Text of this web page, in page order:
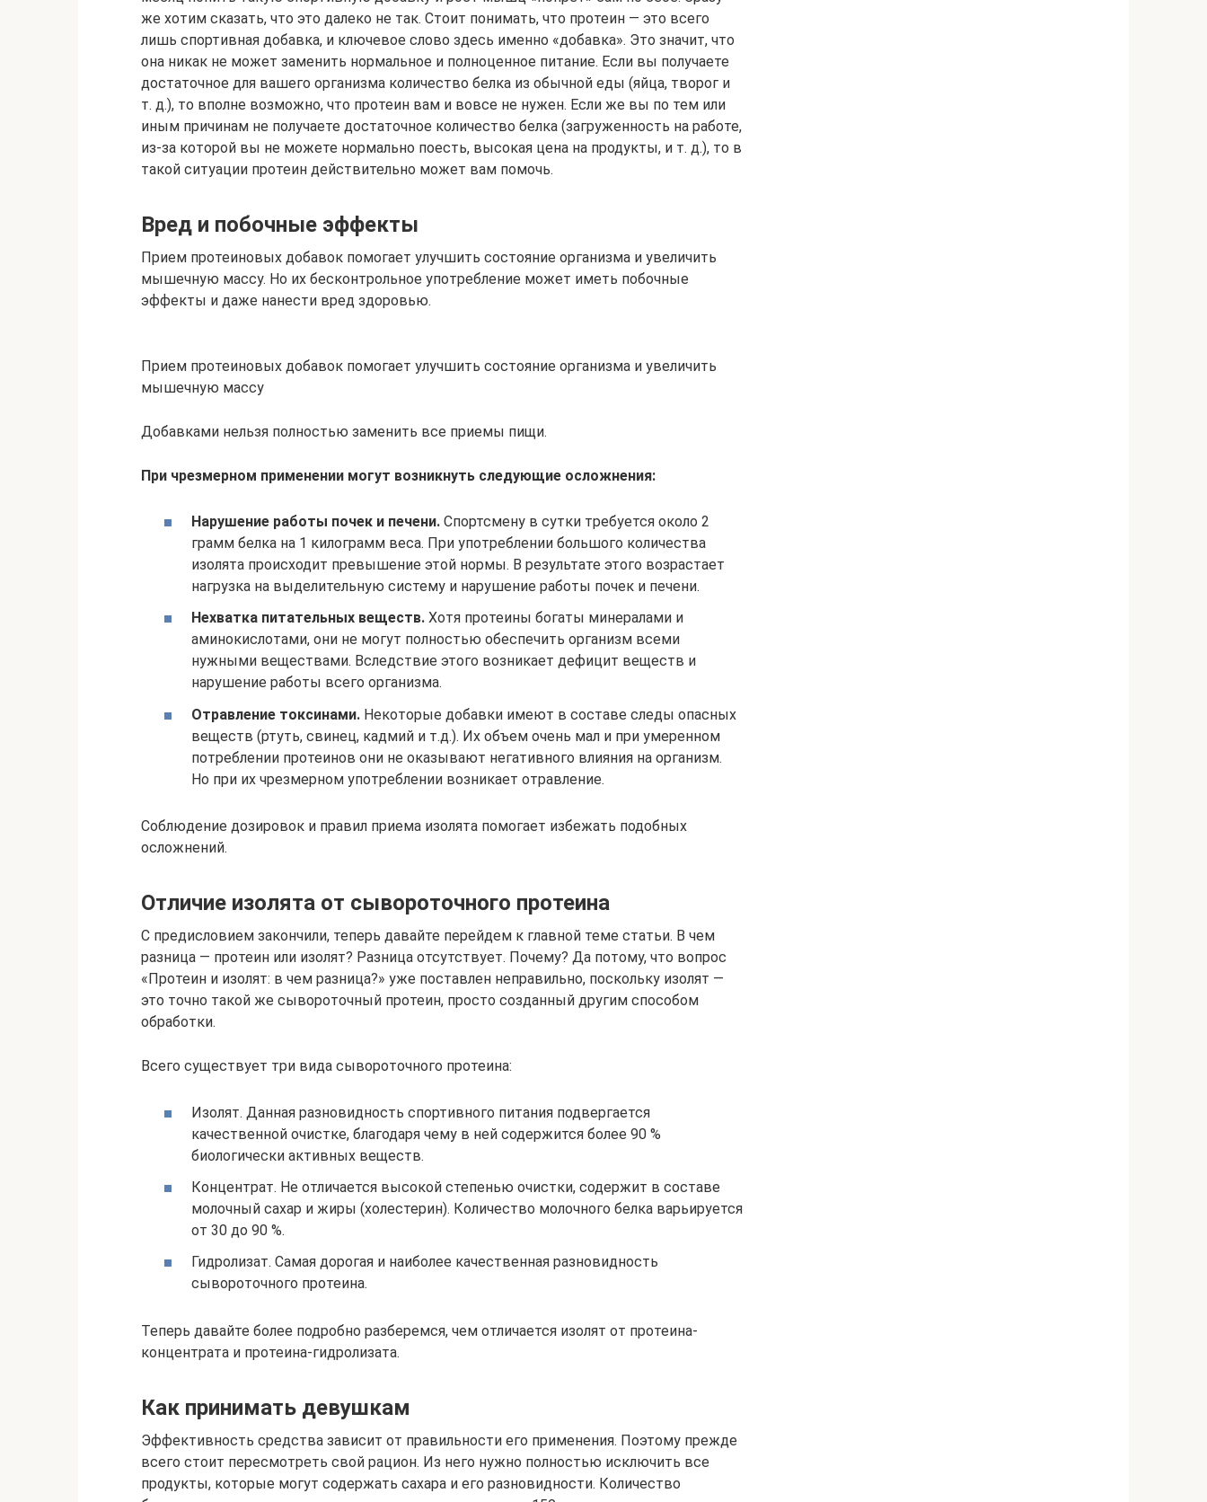
же хотим сказать, что это далеко не так. Стоит понимать, что протеин — это всего
лишь спортивная добавка, и ключевое слово здесь именно «добавка». Это значит, что
она никак не может заменить нормальное и полноценное питание. Если вы получаете
достаточное для вашего организма количество белка из обычной еды (яйца, творог и
т. д.), то вполне возможно, что протеин вам и вовсе не нужен. Если же вы по тем или
иным причинам не получаете достаточное количество белка (загруженность на работе,
из-за которой вы не можете нормально поесть, высокая цена на продукты, и т. д.), то в
такой ситуации протеин действительно может вам помочь.
Вред и побочные эффекты
Прием протеиновых добавок помогает улучшить состояние организма и увеличить
мышечную массу. Но их бесконтрольное употребление может иметь побочные
эффекты и даже нанести вред здоровью.
Прием протеиновых добавок помогает улучшить состояние организма и увеличить
мышечную массу
Добавками нельзя полностью заменить все приемы пищи.
При чрезмерном применении могут возникнуть следующие осложнения:
Нарушение работы почек и печени. Спортсмену в сутки требуется около 2
грамм белка на 1 килограмм веса. При употреблении большого количества
изолята происходит превышение этой нормы. В результате этого возрастает
нагрузка на выделительную систему и нарушение работы почек и печени.
Нехватка питательных веществ. Хотя протеины богаты минералами и
аминокислотами, они не могут полностью обеспечить организм всеми
нужными веществами. Вследствие этого возникает дефицит веществ и
нарушение работы всего организма.
Отравление токсинами. Некоторые добавки имеют в составе следы опасных
веществ (ртуть, свинец, кадмий и т.д.). Их объем очень мал и при умеренном
потреблении протеинов они не оказывают негативного влияния на организм.
Но при их чрезмерном употреблении возникает отравление.
Соблюдение дозировок и правил приема изолята помогает избежать подобных
осложнений.
Отличие изолята от сывороточного протеина
С предисловием закончили, теперь давайте перейдем к главной теме статьи. В чем
разница — протеин или изолят? Разница отсутствует. Почему? Да потому, что вопрос
«Протеин и изолят: в чем разница?» уже поставлен неправильно, поскольку изолят —
это точно такой же сывороточный протеин, просто созданный другим способом
обработки.
Всего существует три вида сывороточного протеина:
Изолят. Данная разновидность спортивного питания подвергается
качественной очистке, благодаря чему в ней содержится более 90 %
биологически активных веществ.
Концентрат. Не отличается высокой степенью очистки, содержит в составе
молочный сахар и жиры (холестерин). Количество молочного белка варьируется
от 30 до 90 %.
Гидролизат. Самая дорогая и наиболее качественная разновидность
сывороточного протеина.
Теперь давайте более подробно разберемся, чем отличается изолят от протеина-
концентрата и протеина-гидролизата.
Как принимать девушкам
Эффективность средства зависит от правильности его применения. Поэтому прежде
всего стоит пересмотреть свой рацион. Из него нужно полностью исключить все
продукты, которые могут содержать сахара и его разновидности. Количество